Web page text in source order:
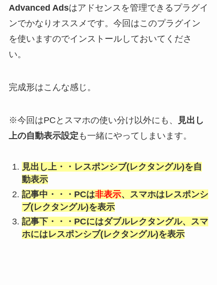
Advanced Adsはアドセンスを管理できるプラグイ
ンでかなりオススメです。今回はこのプラグイン
を使いますのでインストールしておいてくださ
い。
完成形はこんな感じ。
※今回はPCとスマホの使い分け以外にも、
見出し
上の自動表示設定 も一緒にやってしまいます。
見出し上・・レスポンシブ(レクタングル)を自
動表示
記事中・・・PCは非表示、スマホはレスポンシ
ブ(レクタングル)を表示
記事下・・・PCにはダブルレクタングル、スマ
ホにはレスポンシブ(レクタングル)を表示